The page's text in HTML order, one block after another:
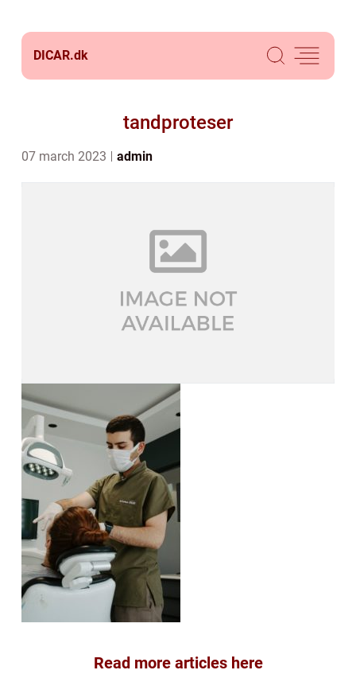
DICAR.dk
tandproteser
07 march 2023 admin
Read more articles here